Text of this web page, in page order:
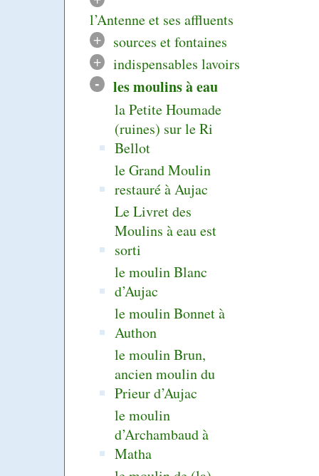
l’Antenne et ses affluents
+
sources et fontaines
+
indispensables lavoirs
- les moulins à eau
la Petite Houmade
(ruines) sur le Ri
Bellot
le Grand Moulin
restauré à Aujac
Le Livret des
Moulins à eau est
sorti
le moulin Blanc
d’Aujac
le moulin Bonnet à
Authon
le moulin Brun,
ancien moulin du
Prieur d’Aujac
le moulin
d’Archambaud à
Matha